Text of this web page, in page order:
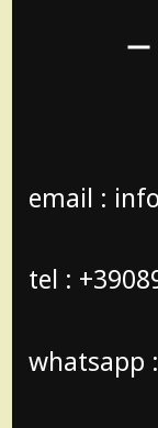
email :
tel :
whatsapp